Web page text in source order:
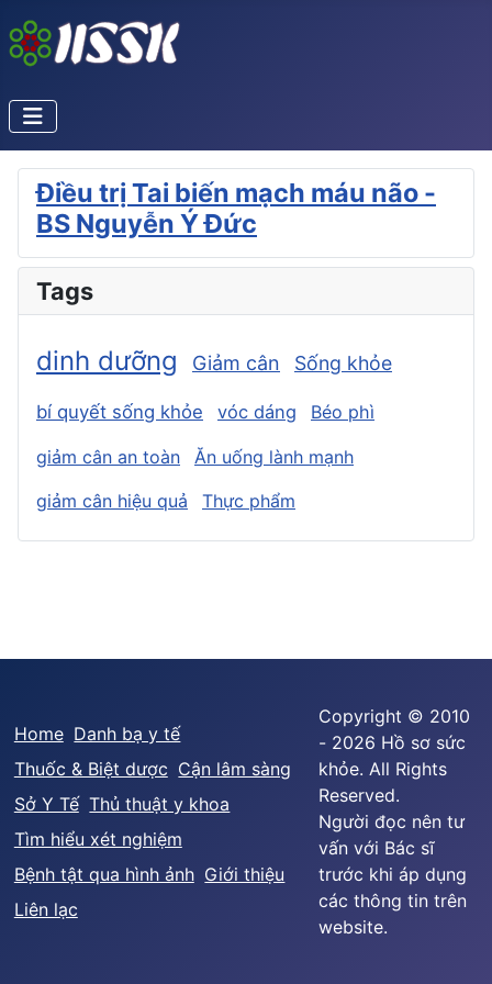
Điều trị Tai biến mạch máu não -
BS Nguyễn Ý Đức
Tags
dinh dưỡng Giảm cân Sống khỏe
bí quyết sống khỏe vóc dáng Béo phì
giảm cân an toàn
Ăn uống lành mạnh
giảm cân hiệu quả
Thực phẩm
Home Danh bạ y tế
Thuốc & Biệt dược Cận lâm sàng
Sở Y Tế Thủ thuật y khoa
Tìm hiểu xét nghiệm
Bệnh tật qua hình ảnh Giới thiệu
Liên lạc
Copyright © 2010
- 2026 Hồ sơ sức
khỏe. All Rights
Reserved.
Người đọc nên tư
vấn với Bác sĩ
trước khi áp dụng
các thông tin trên
website.